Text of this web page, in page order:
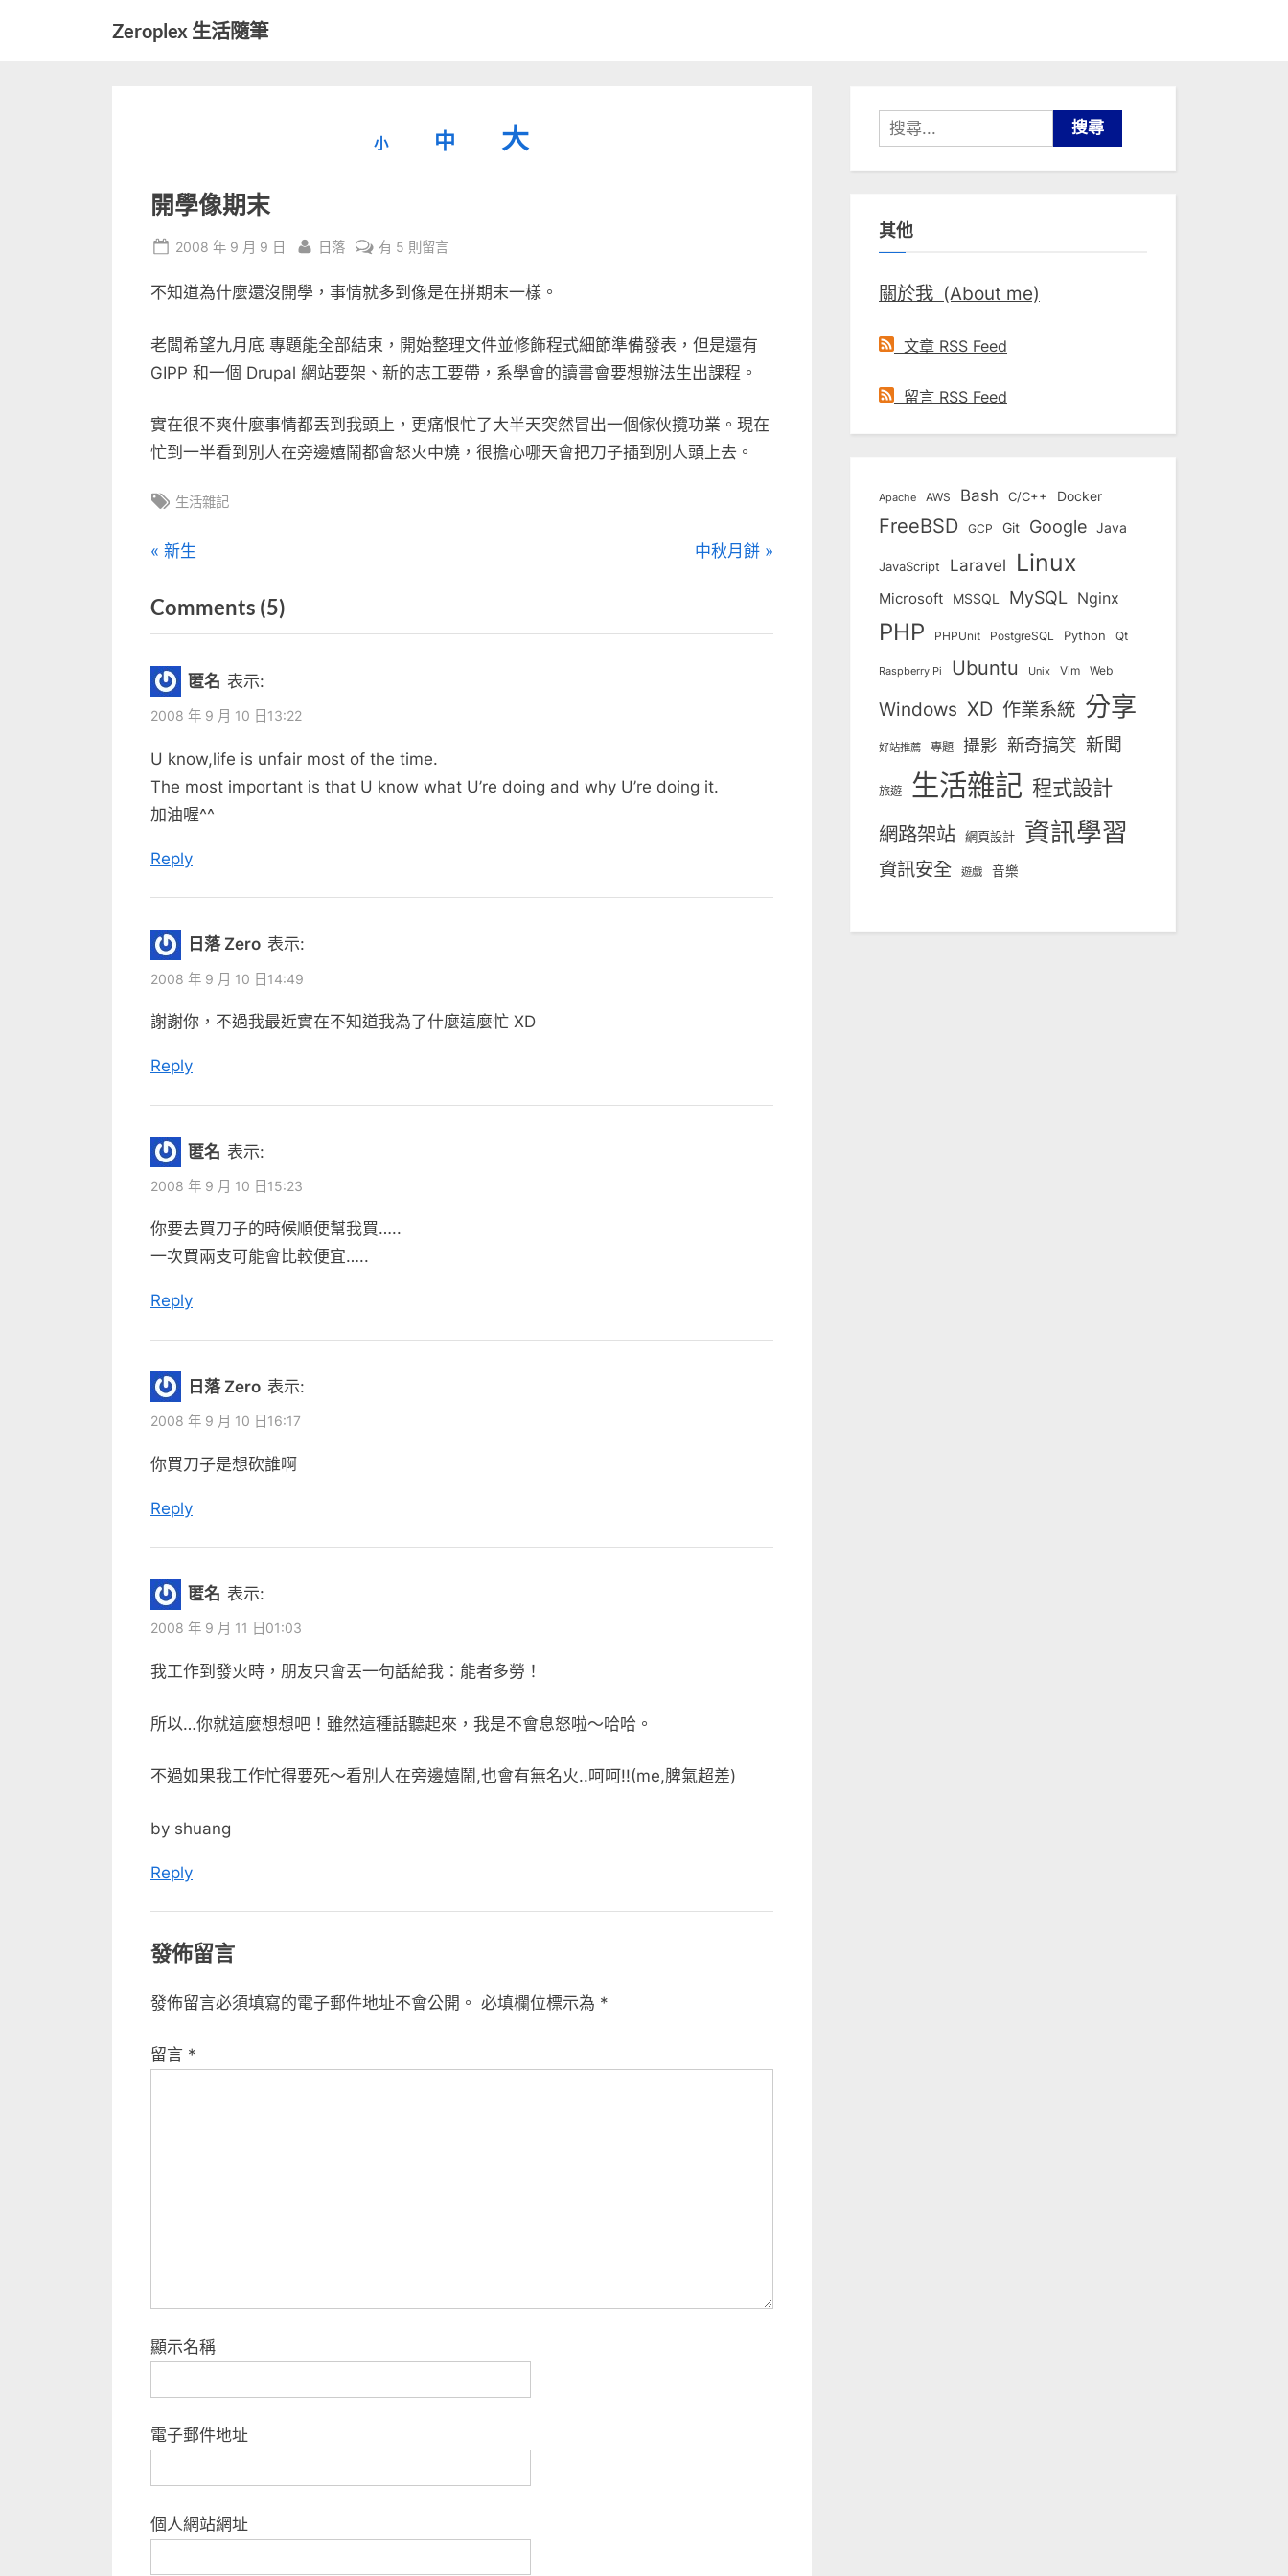
Zeroplex 生活隨筆
小
小
小。
中
重
大
大
型
大
小。
開學像期末
Posted
2008 年 9 月 9 日 By
日落
在
學
期
末〉
有 5 則留言
不知道為什麼還沒開學，事情就多到像是在拼期末一樣。
老闆希望九月底 專題能全部結束，開始整理文件並修飾程式細節準備發表，但是還有
GIPP 和一個 Drupal 網站要架、新的志工要帶，系學會的讀書會要想辦法生出課程。
實在很不爽什麼事情都丟到我頭上，更痛恨忙了大半天突然冒出一個傢伙攬功業。現在
忙到一半看到別人在旁邊嬉鬧都會怒火中燒，很擔心哪天會把刀子插到別人頭上去。
Tags:
生活雜記
文
章
導
覽
P
e
v
i
o
u
s
t
新生
N
t
中秋月餅
Comments (5)
“開
末”
匿名 表示:
2008 年 9 月 10 日13:22
U know,life is unfair most of the time.
The most important is that U know what U’re doing and why U’re doing it.
加油喔^^
Reply
日落 Zero 表示:
2008 年 9 月 10 日14:49
謝謝你，不過我最近實在不知道我為了什麼這麼忙 XD
Reply
匿名 表示:
2008 年 9 月 10 日15:23
你要去買刀子的時候順便幫我買…..
一次買兩支可能會比較便宜…..
Reply
日落 Zero 表示:
2008 年 9 月 10 日16:17
你買刀子是想砍誰啊
Reply
匿名 表示:
2008 年 9 月 11 日01:03
我工作到發火時，朋友只會丟一句話給我：能者多勞！
所以…你就這麼想想吧！雖然這種話聽起來，我是不會息怒啦～哈哈。
不過如果我工作忙得要死～看別人在旁邊嬉鬧,也會有無名火..呵呵!!(me,脾氣超差)
by shuang
Reply
發佈留言
發佈留言必須填寫的電子郵件地址不會公開。 必填欄位標示為 *
留言 *
顯示名稱
電子郵件地址
個人網站網址
搜
尋
關
字:
其他
關於我 (About me)
文章 RSS Feed
留言 RSS Feed
Apache AWS Bash C/C++ Docker
FreeBSD GCP Git Google Java
JavaScript Laravel Linux
Microsoft MSSQL MySQL Nginx
PHP PHPUnit PostgreSQL Python Qt
Raspberry Pi Ubuntu Unix Vim Web
Windows XD 作業系統 分享
好站推薦 專題 攝影 新奇搞笑 新聞
旅遊 生活雜記 程式設計
網路架站 網頁設計 資訊學習
資訊安全 遊戲 音樂